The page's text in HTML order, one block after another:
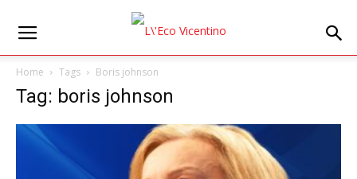
Home Tags Boris johnson
Tag: boris johnson